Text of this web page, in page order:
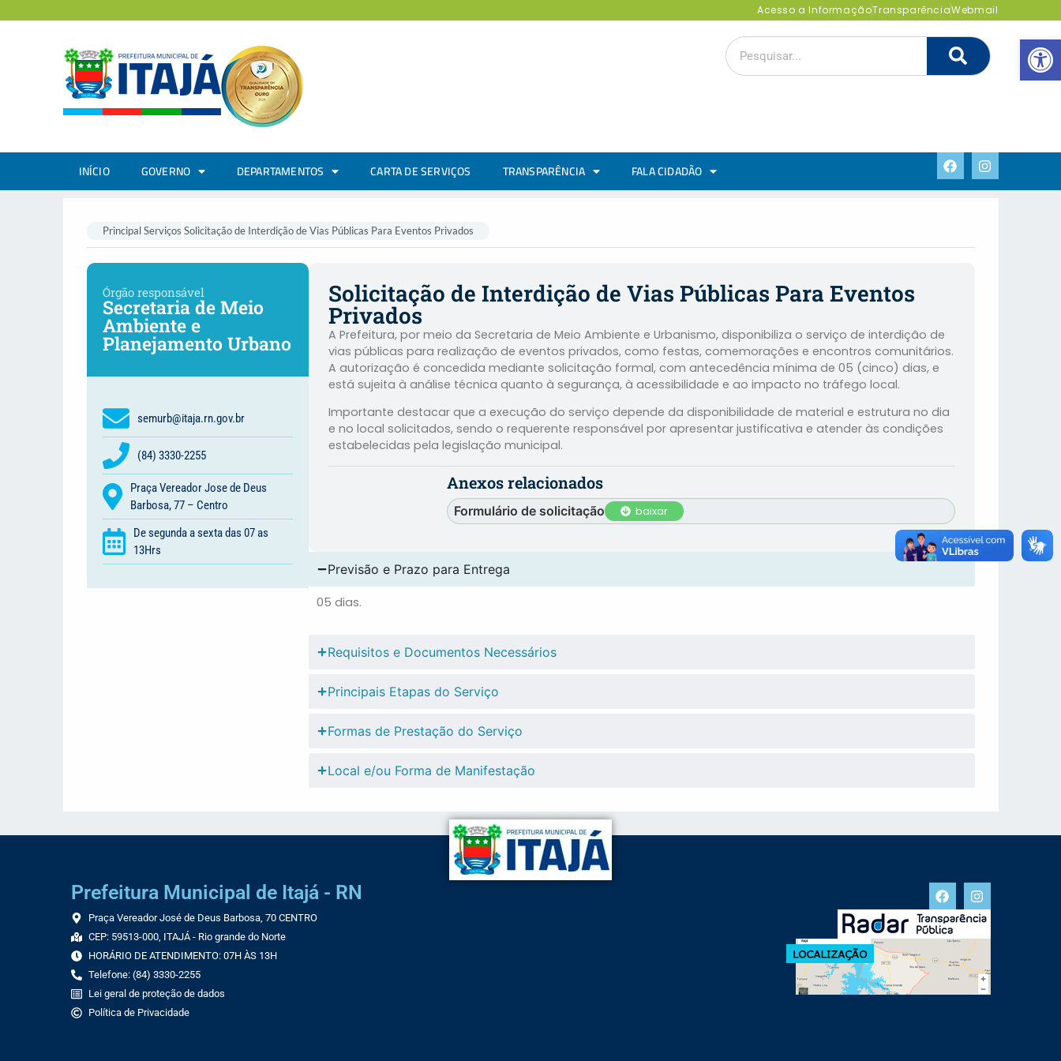
Abrir
Acesso a InformaçãoTransparênciaWebmail
INÍCIO GOVERNO DEPARTAMENTOS CARTA DE SERVIÇOS TRANSPARÊNCIA FALA CIDADÃO
Principal Serviços Solicitação de Interdição de Vias Públicas Para Eventos Privados
Órgão responsável
Secretaria de Meio
Ambiente e
Planejamento Urbano
semurb@itaja.rn.gov.br
(84) 3330-2255
Praça Vereador Jose de Deus
Barbosa, 77 – Centro
De segunda a sexta das 07 as
13Hrs
Solicitação de Interdição de Vias Públicas Para Eventos
Privados
A Prefeitura, por meio da Secretaria de Meio Ambiente e Urbanismo, disponibiliza o serviço de interdição de
vias públicas para realização de eventos privados, como festas, comemorações e encontros comunitários.
A autorização é concedida mediante solicitação formal, com antecedência mínima de 05 (cinco) dias, e
está sujeita à análise técnica quanto à segurança, à acessibilidade e ao impacto no tráfego local.
Importante destacar que a execução do serviço depende da disponibilidade de material e estrutura no dia
e no local solicitados, sendo o requerente responsável por apresentar justificativa e atender às condições
estabelecidas pela legislação municipal.
Anexos relacionados
Formulário de solicitação baixar
Previsão e Prazo para Entrega
05 dias.
Requisitos e Documentos Necessários
Principais Etapas do Serviço
Formas de Prestação do Serviço
Local e/ou Forma de Manifestação
Prefeitura Municipal de Itajá - RN
Praça Vereador José de Deus Barbosa, 70 CENTRO
CEP: 59513-000, ITAJÁ - Rio grande do Norte
HORÁRIO DE ATENDIMENTO: 07H ÀS 13H
Telefone: (84) 3330-2255
Lei geral de proteção de dados
Política de Privacidade